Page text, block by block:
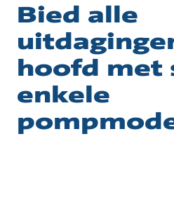
Bied alle
hoofd met
enkele